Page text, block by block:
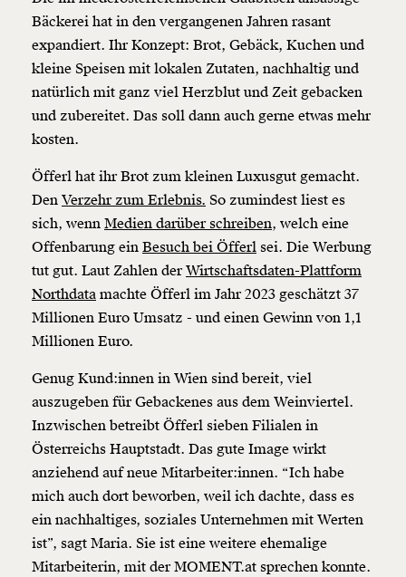
Bäckerei hat in den vergangenen Jahren rasant
expandiert. Ihr Konzept: Brot, Gebäck, Kuchen und
kleine Speisen mit lokalen Zutaten, nachhaltig und
natürlich mit ganz viel Herzblut und Zeit gebacken
und zubereitet. Das soll dann auch gerne etwas mehr
kosten.
Öfferl hat ihr Brot zum kleinen Luxusgut gemacht.
Den Verzehr zum Erlebnis. So zumindest liest es
sich, wenn Medien darüber schreiben, welch eine
Offenbarung ein Besuch bei Öfferl sei. Die Werbung
tut gut. Laut Zahlen derWirtschaftsdaten-Plattform
Northdata machte Öfferl im Jahr 2023 geschätzt 37
Millionen Euro Umsatz - und einen Gewinn von 1,1
Millionen Euro.
Genug Kund:innen in Wien sind bereit, viel
auszugeben für Gebackenes aus dem Weinviertel.
Inzwischen betreibt Öfferl sieben Filialen in
Österreichs Hauptstadt. Das gute Image wirkt
anziehend auf neue Mitarbeiter:innen. “Ich habe
mich auch dort beworben, weil ich dachte, dass es
ein nachhaltiges, soziales Unternehmen mit Werten
ist”, sagt Maria. Sie ist eine weitere ehemalige
Mitarbeiterin, mit der MOMENT.at sprechen konnte.